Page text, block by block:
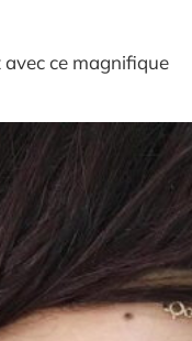
ce magnifique